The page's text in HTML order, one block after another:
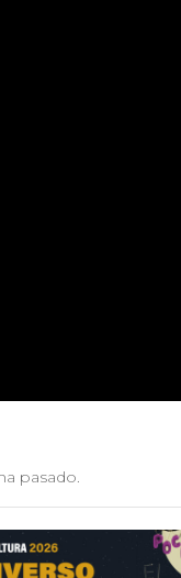
pasado.